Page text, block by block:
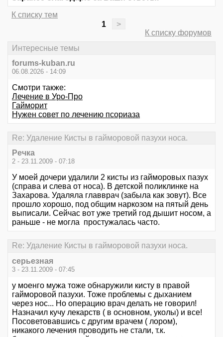
К списку тем
1
>
К списку форумов
Интересные темы
forums-kuban.ru
06.08.2026 - 14:09
Смотри также:
Лечение в Уро-Про
Гайморит
Нужен совет по лечению псориаза
Re: Удаление Кисты в гайморовой пазухи носа.
Речка
2 - 23.11.2009 - 07:18
У моей дочери удалили 2 кисты из гайморовых пазух
(справа и слева от носа). В детской поликлинке на
Захарова. Удаляла главврач (забыла как зовут). Все
прошло хорошо, под общим наркозом на пятый день
выписали. Сейчас вот уже третий год дышит носом, а
раньше - не могла простужалась часто.
Re: Удаление Кисты в гайморовой пазухи носа.
серьезная
3 - 23.11.2009 - 07:45
у моенго мужа тоже обнаружили кисту в правой
гайморовой пазухи. Тоже проблемы с дыханием
через нос... Но операцию врач делать не говорил!
Назначил кучу лекарств ( в основном, уколы) и все!
Посоветовавшись с другим врачем ( лором),
никакого лечения проводить не стали, т.к.